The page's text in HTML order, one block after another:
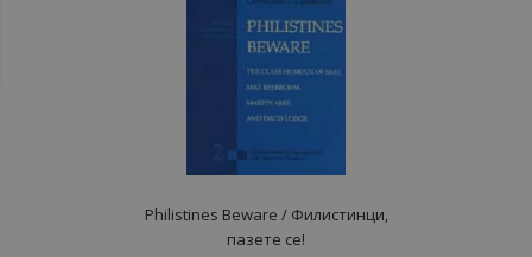
Philistines Beware / Филистинци,
пазете се!